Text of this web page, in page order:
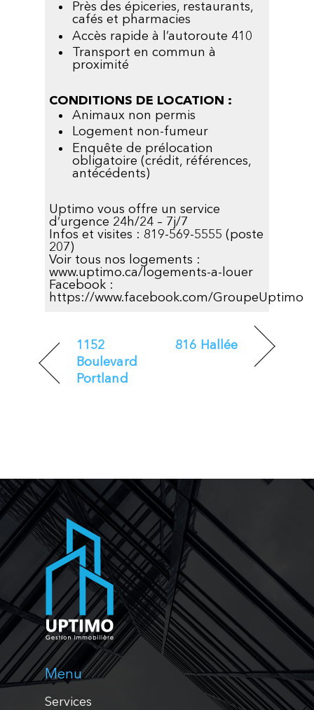
Près des épiceries, restaurants,
cafés et pharmacies
Accès rapide à l’autoroute 410
Transport en commun à
proximité
CONDITIONS DE LOCATION :
Animaux non permis
Logement non-fumeur
Enquête de prélocation
obligatoire (crédit, références,
antécédents)
Uptimo vous offre un service
d’urgence 24h/24 – 7j/7
Infos et visites : 819-569-5555 (poste
207)
Voir tous nos logements :
www.uptimo.ca/logements-a-louer
Facebook :
https://www.facebook.com/GroupeUptimo
1152
Boulevard
Portland
816 Hallée
Menu
Services